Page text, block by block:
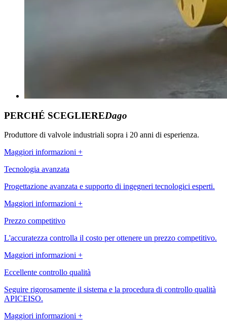
PERCHÉ SCEGLIEREDago
Produttore di valvole industriali sopra i 20 anni di esperienza.
Maggiori informazioni +
Tecnologia avanzata
Progettazione avanzata e supporto di ingegneri tecnologici esperti.
Maggiori informazioni +
Prezzo competitivo
L'accuratezza controlla il costo per ottenere un prezzo competitivo.
Maggiori informazioni +
Eccellente controllo qualità
Seguire rigorosamente il sistema e la procedura di controllo qualità
APICEISO.
Maggiori informazioni +